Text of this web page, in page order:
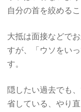
自分の首を絞める
大抵は面接などで
すが、「ウソをい
す。
隠したい過去でも
省している、やり